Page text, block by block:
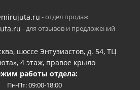
- отдел продаж
- для отзывов и предложений
шоссе Энтузиастов, д. 54, ТЦ
4 этаж, правое крыло
работы отдела:
Пн-Пт: 09:00-18:00